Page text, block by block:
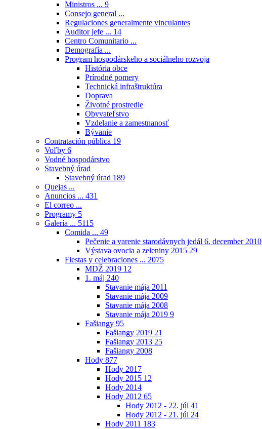
Ministros ... 9
Consejo general ...
Regulaciones generalmente vinculantes
Auditor jefe ... 14
Centro Comunitario ...
Demografía ...
Program hospodárskeho a sociálneho rozvoja
História obce
Prírodné pomery
Technická infraštruktúra
Doprava
Životné prostredie
Obyvateľstvo
Vzdelanie a zamestnanosť
Bývanie
Contratación pública 19
Voľby 6
Vodné hospodárstvo
Stavebný úrad
Stavebný úrad 189
Quejas ...
Anuncios ... 431
El correo ...
Programy 5
Galería ... 5115
Comida ... 49
Pečenie a varenie starodávnych jedál 6. december 2010
Výstava ovocia a zeleniny 2015 29
Fiestas y celebraciones ... 2075
MDŽ 2019 12
1. máj 240
Stavanie mája 2011
Stavanie mája 2009
Stavanie mája 2008
Stavanie mája 2019 9
Fašiangy 95
Fašiangy 2019 21
Fašiangy 2013 25
Fašiangy 2008
Hody 877
Hody 2017
Hody 2015 12
Hody 2014
Hody 2012 65
Hody 2012 - 22. júl 41
Hody 2012 - 21. júl 24
Hody 2011 183